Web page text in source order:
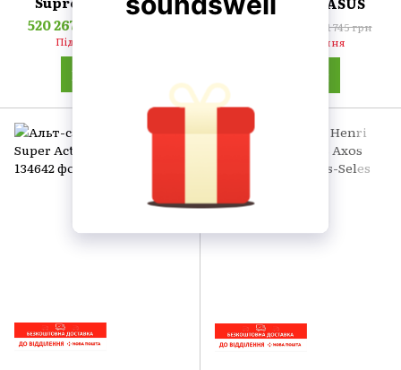
520 267 грн
Під замовлення
Купити
591 745 грн
Під замовлення
Купити